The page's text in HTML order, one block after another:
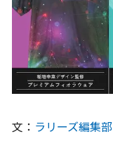
文： ラリーズ編集部